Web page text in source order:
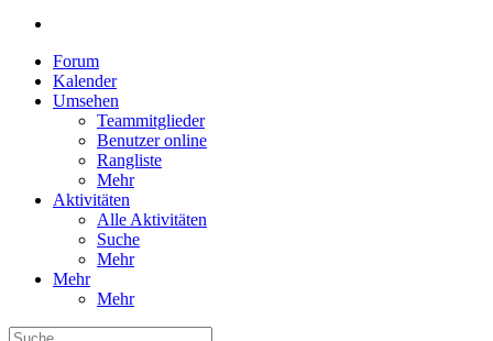
Forum
Kalender
Umsehen
Teammitglieder
Benutzer online
Rangliste
Mehr
Aktivitäten
Alle Aktivitäten
Suche
Mehr
Mehr
Mehr